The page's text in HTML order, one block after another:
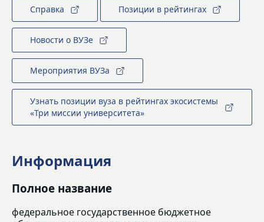
Справка Позиции в рейтингах
Новости о ВУЗе
Мероприятия ВУЗа
Узнать позиции вуза в рейтингах экосистемы
«Три миссии университета»
Информация
Полное название
федеральное государственное бюджетное